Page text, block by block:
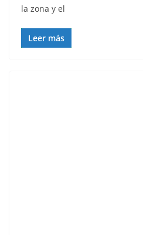
la zona y el
Leer más